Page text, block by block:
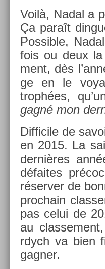
Voilà, Nadal a
Ça paraît
Pos­sible,
fois ou deux
ment, dès
ge en le
trophées,
gagné mon
Dif­ficile de
en 2015. La
dernières
défaites
réserv­er de
pro­chain
pas celui de
au
rdych va bien
gagn­er.